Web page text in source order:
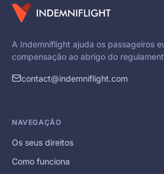
A Indemniflight ajuda os passageiros
compensação ao abrigo do
contact@indemniflight.com
NAVEGAÇÃO
Os seus direitos
Como funciona